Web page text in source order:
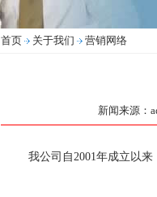
首页 关于我们 营销网络
新闻来源
我公司自2001年成立以来